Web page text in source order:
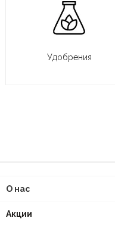
Удобрения
О нас
Акции